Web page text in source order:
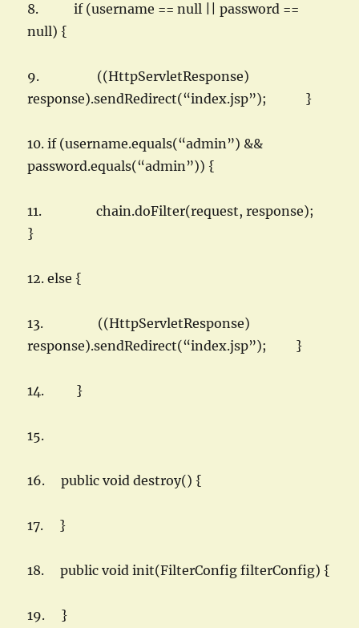
8. if (username == null || password ==
null) {
9. ((HttpServletResponse)
response).sendRedirect(“index.jsp”); }
10. if (username.equals(“admin”) &&
password.equals(“admin”)) {
11. chain.doFilter(request, response);
}
12. else {
13. ((HttpServletResponse)
response).sendRedirect(“index.jsp”); }
14. }
15.
16. public void destroy() {
17. }
18. public void init(FilterConfig filterConfig) {
19. }